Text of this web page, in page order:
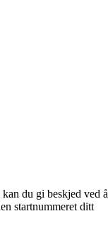
du gi beskjed ved å
startnummeret ditt